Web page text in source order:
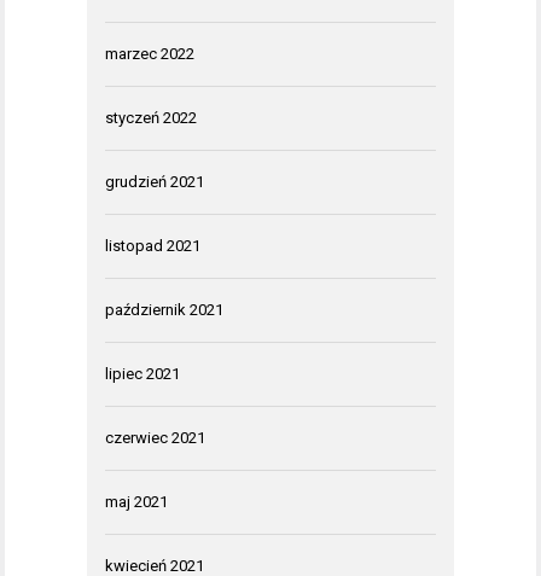
marzec 2022
styczeń 2022
grudzień 2021
listopad 2021
październik 2021
lipiec 2021
czerwiec 2021
maj 2021
kwiecień 2021